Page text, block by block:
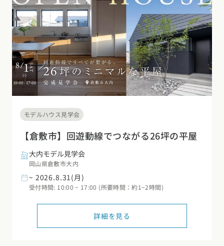
家づくりの流れ
選べる仕様
コストパフォーマンス
アフターサポート
関東エリア
東京都神奈川県埼玉県 茨城県栃木県群馬県
甲信越・北陸エリア
新潟県富山県石川県 福井県 山梨県長野県
東海エリア
愛知県岐阜県静岡県
関西エリア
大阪府 兵庫県京都府
中国エリア
広島県岡山県鳥取県島根県山口県
四国エリア
平屋
2階建て
狭小住宅
二世帯住宅
フォトギャラリー
オーナー様の声(評価・口コミ)
設計した建築家の想い
R+houseの間取り
動画で学ぶ注文住宅
動画で学ぶ注文住宅
家づくりのお勉強
ルームツアー
家づくりコラム
家づくりコラム一覧
注文住宅の基礎知識
設備・性能
お金と住まい
周辺環境
間取りのヒント
施工事例
スタイルのヒント
エリア別注文住宅
北海道・東北エリア
関東エリア
東京都 神奈川県 埼玉県
甲信越・北陸エリア
福井県 長野県
家づくり３つのお役立ちツール
モデルハウス見学会
【倉敷市】回遊動線でつながる26坪の平屋
大内モデル見学会
岡山県倉敷市大内
~ 2026.8.31(月)
受付時間: 10:00 ~ 17:00 (所要時間：約1~2時間)
詳細を見る